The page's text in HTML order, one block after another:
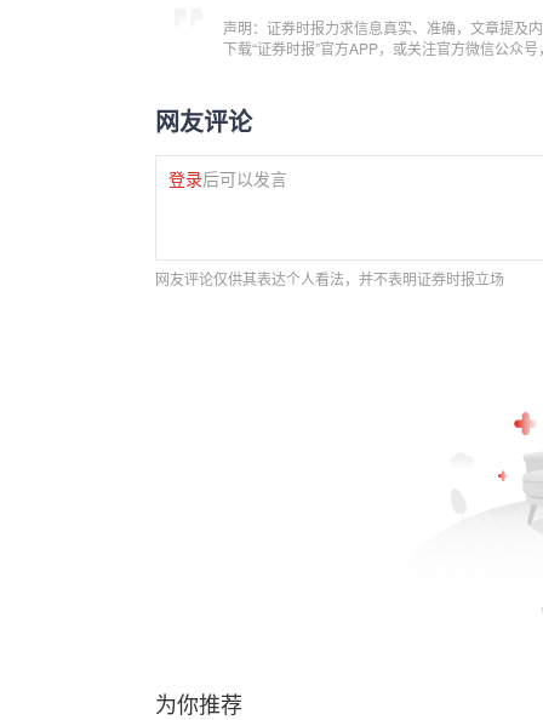
声明：证券时报力求信息真实、准确，文章提及
下载“证券时报”官方APP，或关注官方微信公众
网友评论
登录后可以发言
网友评论仅供其表达个人看法，并不表明证券时报立场
为你推荐